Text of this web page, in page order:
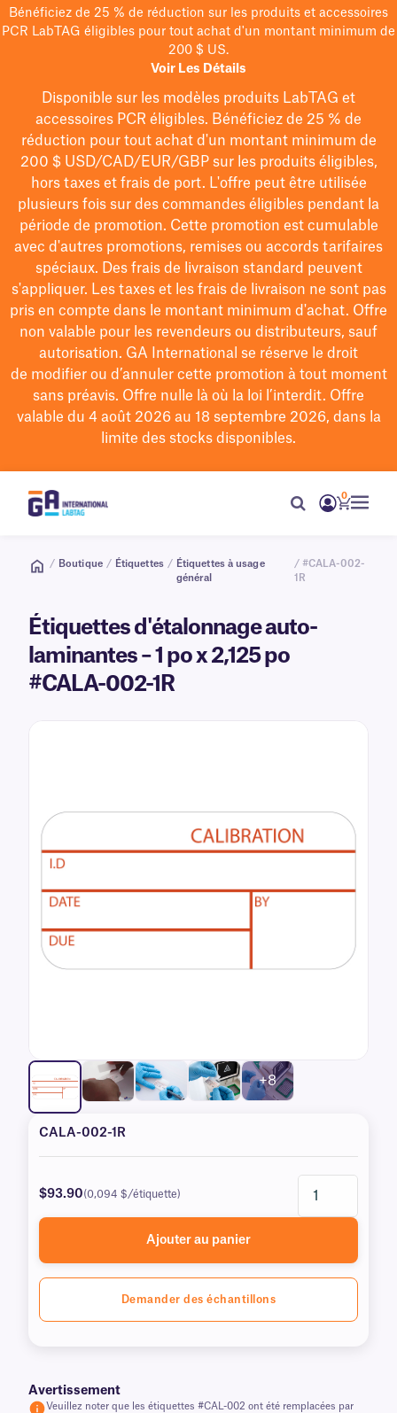
Bénéficiez de 25 % de réduction sur les produits et accessoires
PCR LabTAG éligibles pour tout achat d'un montant minimum de
200 $ US.
Voir Les Détails
Disponible sur les modèles produits LabTAG et
accessoires PCR éligibles. Bénéficiez de 25 % de
réduction pour tout achat d'un montant minimum de
200 $USD/CAD/EUR/GBPsur les produits éligibles,
hors taxes et frais de port. L'offre peut être utilisée
plusieurs fois sur des commandes éligibles pendant la
période de promotion. Cette promotion est cumulable
avec d'autres promotions, remises ou accords tarifaires
spéciaux. Des frais de livraison standard peuvent
s'appliquer. Les taxes et les frais de livraison ne sont pas
pris en compte dans le montant minimum d'achat. Offre
non valable pour les revendeurs ou distributeurs, sauf
autorisation. GA International se réserve le droit
de modifierou d’annuler cette promotion à tout moment
sans préavis. Offre nulle là où la loi l’interdit. Offre
valable du 4 août 2026 au 18 septembre 2026, dans la
limite des stocks disponibles.
0
/ Boutique / Étiquettes / Étiquettes à usage
général
/ #CALA-002-
1R
Étiquettes d'étalonnage auto-
laminantes – 1 po x 2,125 po
#CALA-002-1R
+8
CALA-002-1R
$93.90(0,094 $/étiquette)
Ajouter au panier
Demander des échantillons
Avertissement
Veuillez noter que les étiquettes #CAL-002 ont été remplacées par